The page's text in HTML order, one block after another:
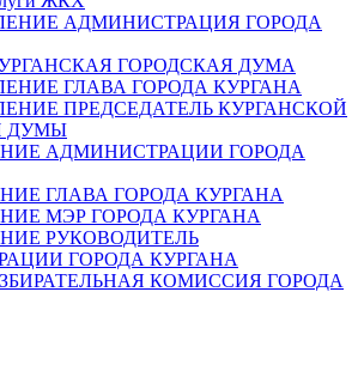
АДМИНИСТРАЦИЯ ГОРОДА
ГОРОДСКАЯ ДУМА
ГЛАВА ГОРОДА КУРГАНА
ПРЕДСЕДАТЕЛЬ КУРГАНСКОЙ
ДУМЫ
АДМИНИСТРАЦИИ ГОРОДА
ГЛАВА ГОРОДА КУРГАНА
МЭР ГОРОДА КУРГАНА
РУКОВОДИТЕЛЬ
ГОРОДА КУРГАНА
КОМИССИЯ ГОРОДА